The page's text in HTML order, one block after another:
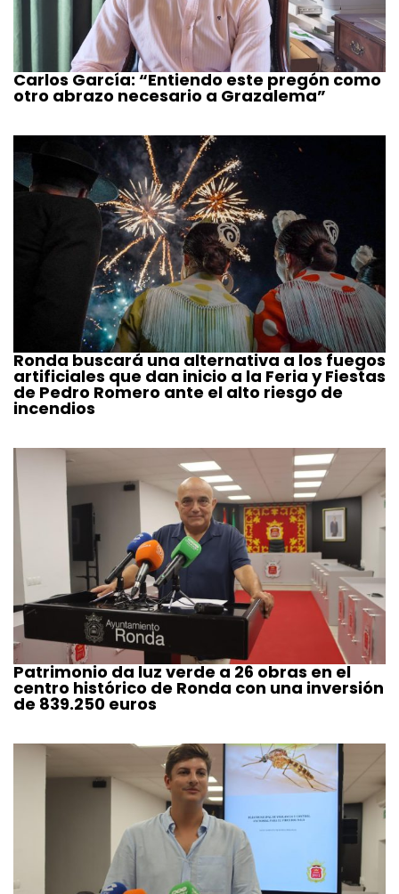
Carlos García: “Entiendo este pregón como
otro abrazo necesario a Grazalema”
Ronda buscará una alternativa a los fuegos
artificiales que dan inicio a la Feria y Fiestas
de Pedro Romero ante el alto riesgo de
incendios
Patrimonio da luz verde a 26 obras en el
centro histórico de Ronda con una inversión
de 839.250 euros